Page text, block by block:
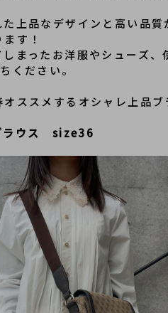
上品なデザインと高い品
す！
まったお洋服やシューズ
ください。
ススメするオシャレ上品ブ
ウス　size36